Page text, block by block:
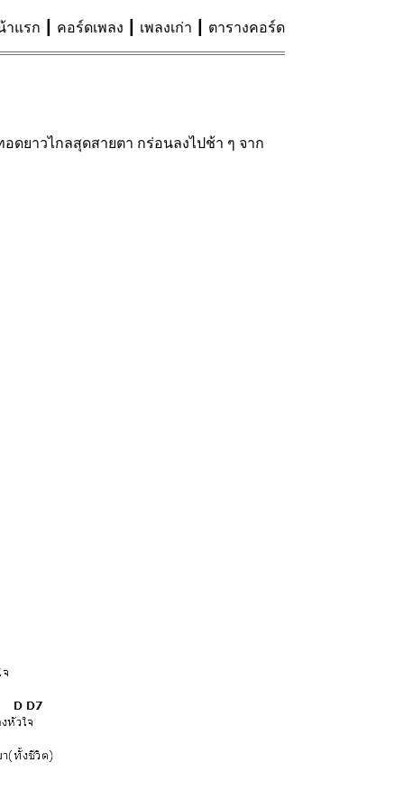
าแรก คอร์ดเพลง เพลงเก่า ตารางคอร์ด
ดยาวไกลสุดสายตา กร่อนลงไปช้า ๆ จาก